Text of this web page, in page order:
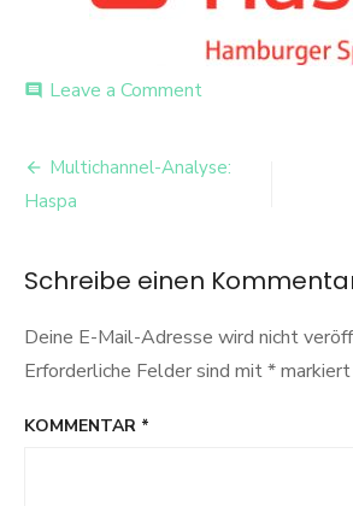
comment Leave a Commenton
Beitrags-
Navigation
Multichannel-Analyse:
Haspa
Schreibe einen
Deine E-Mail-Adresse wird nicht
Erforderliche Felder sind mit*markiert
KOMMENTAR *